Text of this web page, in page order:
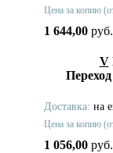
Цена за копию
1 644,00 руб.
V
Доставка: на
Цена за копию
1 056,00 руб.